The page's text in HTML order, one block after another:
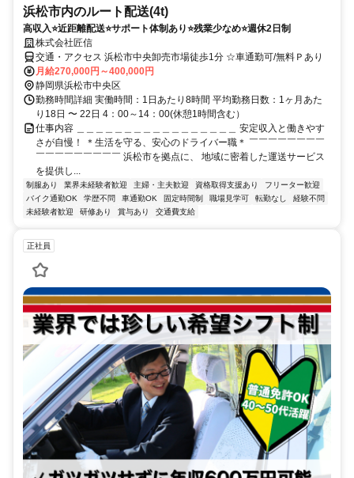
浜松市内のルート配送(4t)
高収入⭐近距離配送⭐サポート体制あり⭐残業少なめ⭐週休2日制
株式会社匠信
交通・アクセス 浜松市中央卸売市場徒歩1分 ☆車通勤可/無料Ｐあり
月給270,000円～400,000円
静岡県浜松市中央区
勤務時間詳細 実働時間：1日あたり8時間 平均勤務日数：1ヶ月あた
り18日 〜 22日 4：00～14：00(休憩1時間含む）
仕事内容 ＿＿＿＿＿＿＿＿＿＿＿＿＿＿＿＿＿ 安定収入と働きやす
さが自慢！ ＊生活を守る、安心のドライバー職＊ ￣￣￣￣￣￣￣￣
￣￣￣￣￣￣￣￣￣ 浜松市を拠点に、 地域に密着した運送サービス
を提供し...
制服あり 業界未経験者歓迎 主婦・主夫歓迎 資格取得支援あり
フリーター歓迎
バイク通勤OK
学歴不問 車通勤OK 固定時間制 職場見学可 転勤なし
経験不問
未経験者歓迎
研修あり 賞与あり 交通費支給
正社員